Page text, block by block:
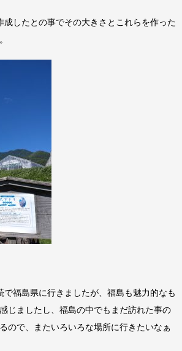
成したとの事でその大きさとこれらを作った
福島県に行きましたが、福島も魅力的なも
じましたし、福島の中でもまだ訪れた事の
ので、またいろいろな場所に行きたいなぁ